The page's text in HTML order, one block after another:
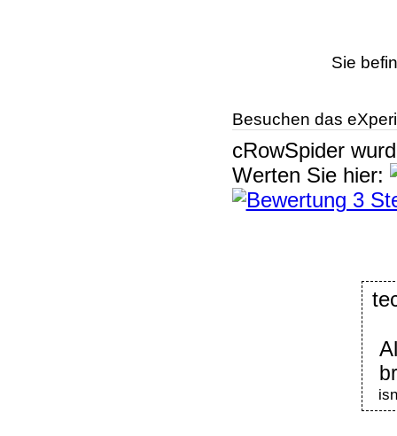
Sie
Besuchen das
cRowSpider
Werten Sie hier: